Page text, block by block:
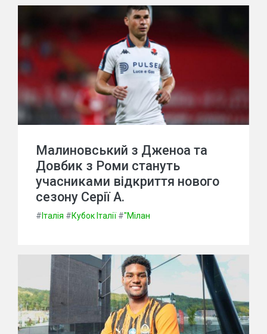
Малиновський з Дженоа та
Довбик з Роми стануть
учасниками відкриття нового
сезону Серії А.
# Італія #Кубок Італії #"Мілан